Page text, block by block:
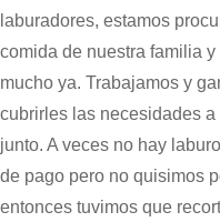
laburadores, estamos
comida de nuestra familia
mucho ya. Trabajamos y
cubrirles las necesidades
junto. A veces no hay
de pago pero no quisimos
entonces tuvimos que